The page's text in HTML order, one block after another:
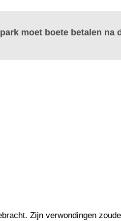
moet boete betalen na
Zijn verwondingen